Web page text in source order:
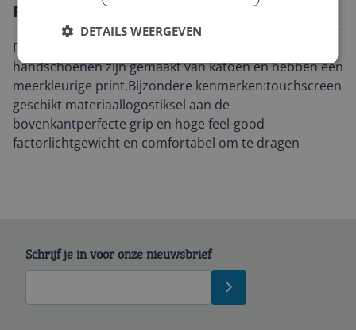
Productomschrijving
Dames handschoenen van het merk Nike. De
handschoenen zijn gemaakt van katoen en hebben een
meerkleurige print.Bijzondere kenmerken:touchscreen
geschikt materiaallogostiksel aan de
bovenkantperfecte grip en hoge feel-good
factorlichtgewicht en comfortabel om te dragen
Schrijf je in voor onze nieuwsbrief
DETAILS WEERGEVEN